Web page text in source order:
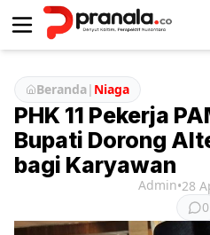
Beranda| Niaga
PHK 11 Pekerja
Bupati Dorong
bagi Karyawan
Admin•28
0